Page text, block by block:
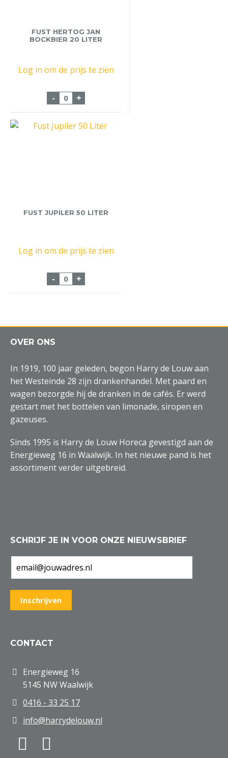
FUST HERTOG JAN
BOCKBIER 20 LITER
Log in om de prijs te zien
- Fust Hertog Jan Bockbier 20 Liter aantal
+
FUST JUPILER 50 LITER
Log in om de prijs te zien
- Fust Jupiler 50 Liter aantal
+
OVER ONS
In 1919, 100 jaar geleden, begon Harry de Louw aan
het Westeinde 28 zijn drankenhandel. Met paard en
wagen bezorgde hij de dranken in de cafés. Er werd
gestart met het bottelen van limonade, siropen en
gazeuses.
Sinds 1995 is Harry de Louw Horeca gevestigd aan de
Energieweg 16 in Waalwijk. In het nieuwe pand is het
assortiment verder uitgebreid.
SCHRIJF JE IN VOOR ONZE NIEUWSBRIEF
CONTACT
Energieweg 16
5145 NW Waalwijk
0416 - 33 25 17
info@harrydelouw.nl